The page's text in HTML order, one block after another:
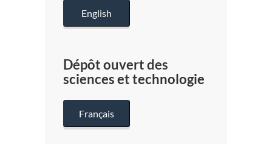
English
Dépôt ouvert des
sciences et technologie
Français